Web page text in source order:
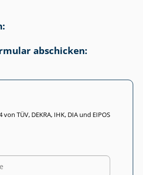
abschicken:
TÜV, DEKRA, IHK, DIA und EIPOS